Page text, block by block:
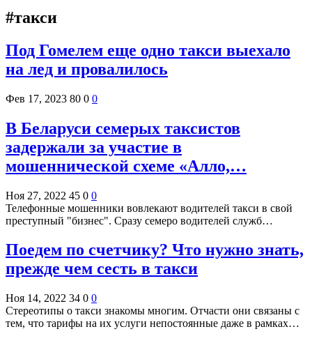
#такси
Под Гомелем еще одно такси выехало
на лед и провалилось
Фев 17, 2023 80 0 0
В Беларуси семерых таксистов
задержали за участие в
мошеннической схеме «Алло,…
Ноя 27, 2022 45 0 0
Телефонные мошенники вовлекают водителей такси в свой
преступный "бизнес". Сразу семеро водителей служб…
Поедем по счетчику? Что нужно знать,
прежде чем сесть в такси
Ноя 14, 2022 34 0 0
Стереотипы о такси знакомы многим. Отчасти они связаны с
тем, что тарифы на их услуги непостоянные даже в рамках…